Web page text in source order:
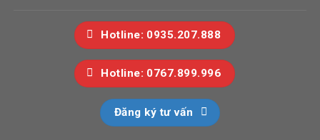
Hotline: 0935.207.888
Hotline: 0767.899.996
Đăng ký tư vấn